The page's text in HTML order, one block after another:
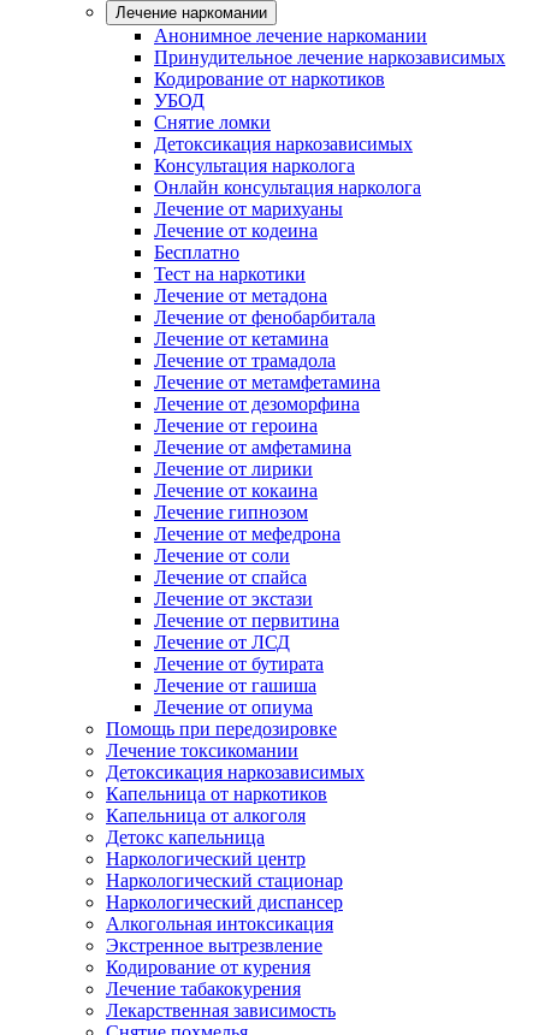
Лечение наркомании
Анонимное лечение наркомании
Принудительное лечение наркозависимых
Кодирование от наркотиков
УБОД
Снятие ломки
Детоксикация наркозависимых
Консультация нарколога
Онлайн консультация нарколога
Лечение от марихуаны
Лечение от кодеина
Бесплатно
Тест на наркотики
Лечение от метадона
Лечение от фенобарбитала
Лечение от кетамина
Лечение от трамадола
Лечение от метамфетамина
Лечение от дезоморфина
Лечение от героина
Лечение от амфетамина
Лечение от лирики
Лечение от кокаина
Лечение гипнозом
Лечение от мефедрона
Лечение от соли
Лечение от спайса
Лечение от экстази
Лечение от первитина
Лечение от ЛСД
Лечение от бутирата
Лечение от гашиша
Лечение от опиума
Помощь при передозировке
Лечение токсикомании
Детоксикация наркозависимых
Капельница от наркотиков
Капельница от алкоголя
Детокс капельница
Наркологический центр
Наркологический стационар
Наркологический диспансер
Алкогольная интоксикация
Экстренное вытрезвление
Кодирование от курения
Лечение табакокурения
Лекарственная зависимость